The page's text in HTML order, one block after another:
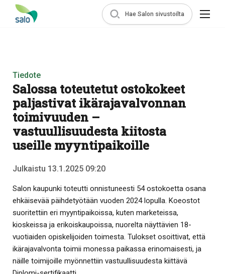
Hae Salon sivustoilta
Tiedote
Salossa toteutetut ostokokeet
paljastivat ikärajavalvonnan
toimivuuden –
vastuullisuudesta kiitosta
useille myyntipaikoille
Julkaistu 13.1.2025 09:20
Salon kaupunki toteutti onnistuneesti 54 ostokoetta osana
ehkäisevää päihdetyötään vuoden 2024 lopulla. Koeostot
suoritettiin eri myyntipaikoissa, kuten marketeissa,
kioskeissa ja erikoiskaupoissa, nuorelta näyttävien 18-
vuotiaiden opiskelijoiden toimesta. Tulokset osoittivat, että
ikärajavalvonta toimii monessa paikassa erinomaisesti, ja
näille toimijoille myönnettiin vastuullisuudesta kiittävä